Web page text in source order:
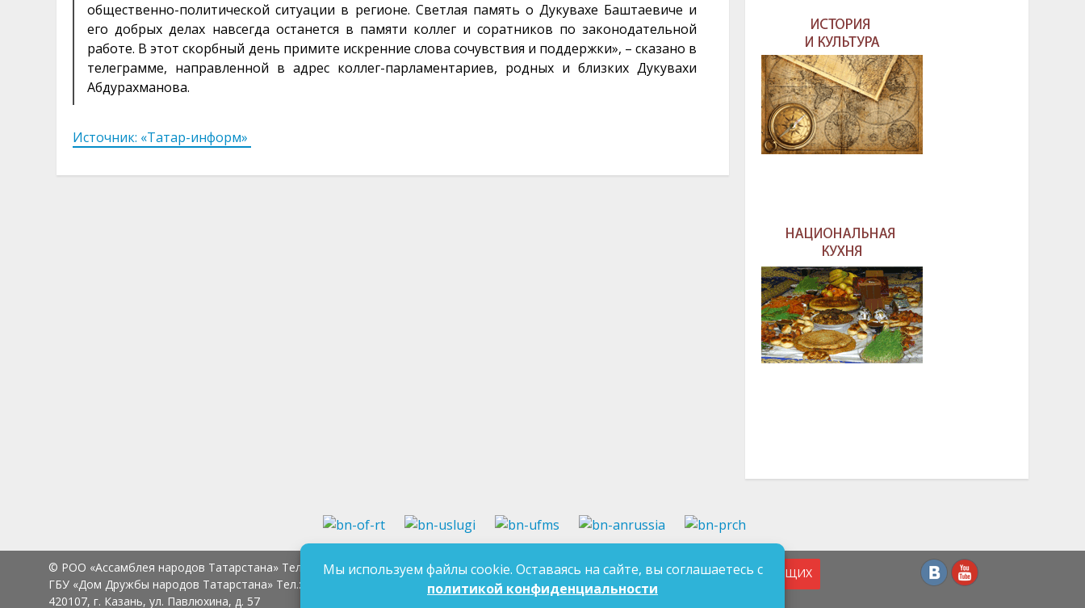
общественно-политической ситуации в регионе. Светлая память о Дукувахе Баштаевиче и
его добрых делах навсегда останется в памяти коллег и соратников по законодательной
работе. В этот скорбный день примите искренние слова сочувствия и поддержки», – сказано в
телеграмме, направленной в адрес коллег-парламентариев, родных и близких Дукувахи
Абдурахманова.
Источник: «Татар-информ»
ДЛЯ СЛАБОВИДЯЩИХ
© РОО «Ассамблея народов Татарстана» Тел.: 8 (843) 237-97-99E-mail:an-tatarstan@yandex.ru
ГБУ «Дом Дружбы народов Татарстана» Тел.:
E-mail:mk.ddn@tatar.ru
420107, г. Казань, ул. Павлюхина, д. 57
Мы используем файлы cookie. Оставаясь на сайте, вы соглашаетесь с
политикой конфиденциальности